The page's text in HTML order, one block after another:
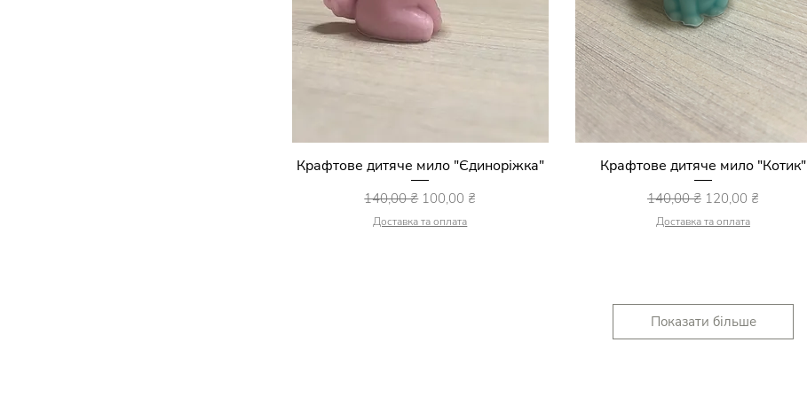
Швидкий перегляд
Крафтове дитяче мило "Єдиноріжка"
Звичайна ціна
140,00 ₴ За розпродажем
100,00 ₴
Доставка та оплата
Швидкий перегляд
Крафтове дитяче мило "Котик"
Звичайна ціна
140,00 ₴ За розпродажем
120,00 ₴
Доставка та оплата
Показати більше